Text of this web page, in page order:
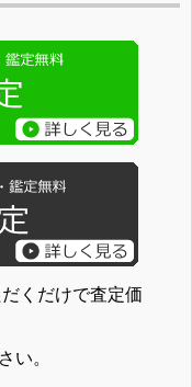
くだけで査定価
い。